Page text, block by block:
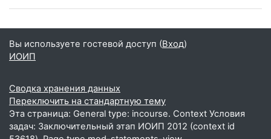
Вы используете гостевой доступ (Вход)
ИОИП
Сводка хранения данных
Переключить на стандартную тему
Эта страница: General type: incourse. Context Условия
задач: Заключительный этап ИОИП 2012 (context id